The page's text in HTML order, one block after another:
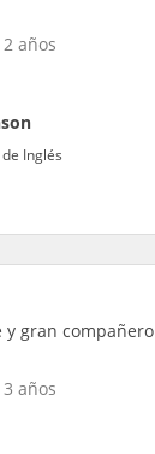
años
Inglés
y gran compañero
años